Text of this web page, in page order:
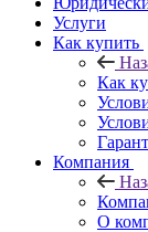
Услуги
Как купить
Как
Компания
О